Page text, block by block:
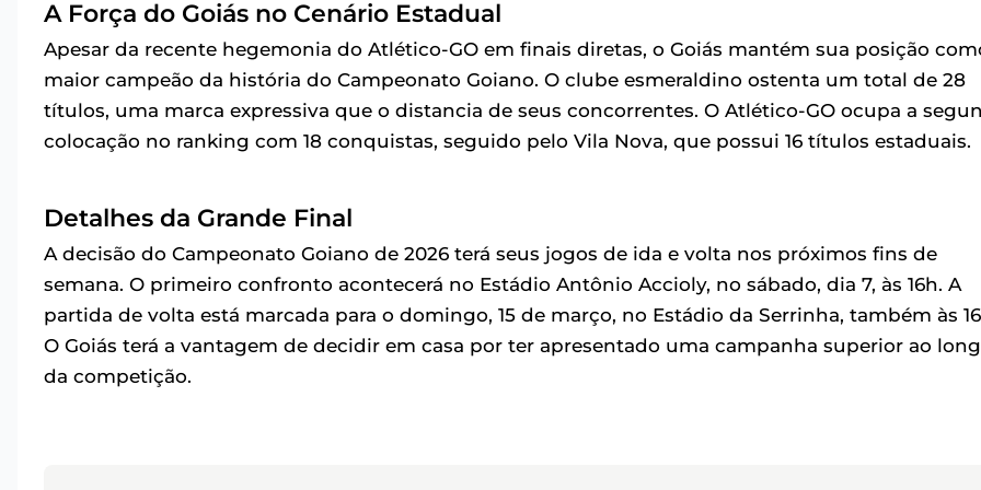
A Força do Goiás no Cenário Estadual
Apesar da recente hegemonia do Atlético-GO em finais diretas, o Goiás mantém sua posição
maior campeão da história do Campeonato Goiano. O clube esmeraldino ostenta um total de 28
títulos, uma marca expressiva que o distancia de seus concorrentes. O Atlético-GO ocupa a
colocação no ranking com 18 conquistas, seguido pelo Vila Nova, que possui 16 títulos estaduais.
Detalhes da Grande Final
A decisão do Campeonato Goiano de 2026 terá seus jogos de ida e volta nos próximos fins de
semana. O primeiro confronto acontecerá no Estádio Antônio Accioly, no sábado, dia 7, às 16h. A
partida de volta está marcada para o domingo, 15 de março, no Estádio da Serrinha, também às
O Goiás terá a vantagem de decidir em casa por ter apresentado uma campanha superior ao
da competição.